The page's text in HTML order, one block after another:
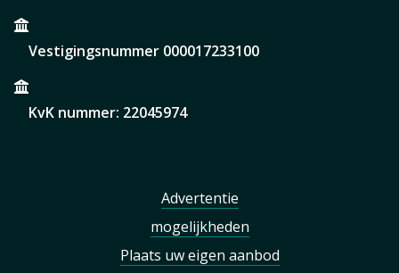
Vestigingsnummer 000017233100
KvK nummer: 22045974
Advertentie
mogelijkheden
Plaats uw eigen aanbod